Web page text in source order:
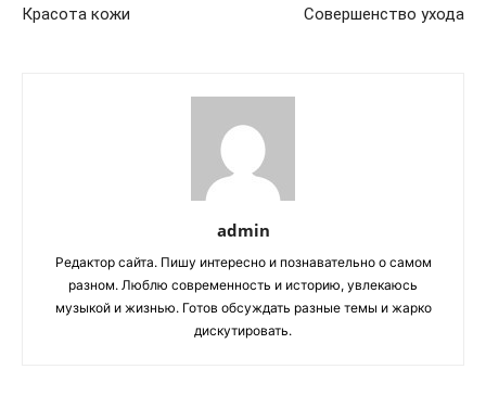
Красота кожи Совершенство ухода
admin
Редактор сайта. Пишу интересно и познавательно о самом
разном. Люблю современность и историю, увлекаюсь
музыкой и жизнью. Готов обсуждать разные темы и жарко
дискутировать.